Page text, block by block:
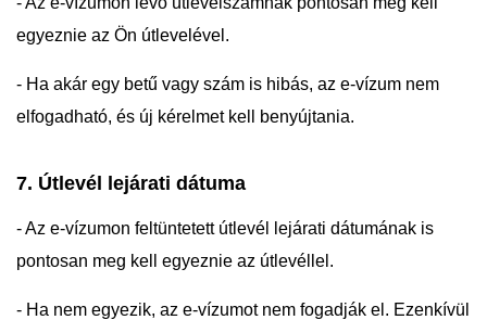
egyeznie az Ön útlevelével.
- Ha akár egy betű vagy szám is hibás, az e-vízum nem
elfogadható, és új kérelmet kell benyújtania.
7. Útlevél lejárati dátuma
- Az e-vízumon feltüntetett útlevél lejárati dátumának is
pontosan meg kell egyeznie az útlevéllel.
- Ha nem egyezik, az e-vízumot nem fogadják el. Ezenkívül